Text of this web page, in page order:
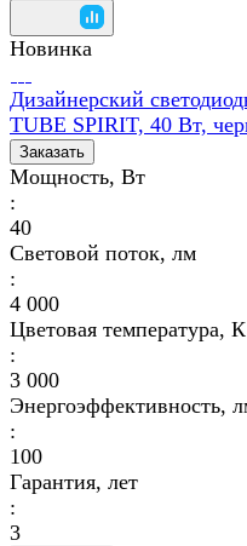
Новинка
Дизайнерский
TUBE SPIRIT, 40 Вт,
Заказать
Мощность, Вт
:
40
Световой поток, лм
:
4 000
Цветовая температура, К
:
3 000
Энергоэффективность,
:
100
Гарантия, лет
:
3